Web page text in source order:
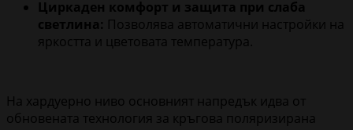
Циркаден комфорт и защита при слаба
светлина: Позволява автоматични настройки на
яркостта и цветовата температура.
На хардуерно ниво основният напредък идва от
обновената технология за кръгова поляризирана